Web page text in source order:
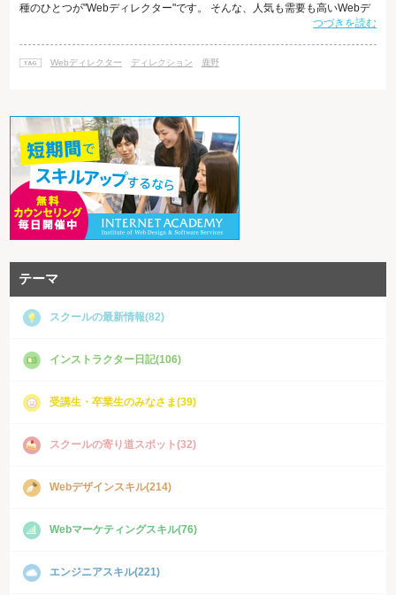
種のひとつが"Webディレクター"です。 そんな、人気も需要も高いWebデ
ィレクターですが、本日はまず Webディレクターって具体的にどんな仕事
お伝えします。 Webディレクターの仕事 Webディレクターは、Webに関
つづきを読む
Webディレクター ディレクション 鹿野
テーマ
スクールの最新情報(82)
インストラクター日記(106)
受講生・卒業生のみなさま(39)
スクールの寄り道スポット(32)
Webデザインスキル(214)
Webマーケティングスキル(76)
エンジニアスキル(221)